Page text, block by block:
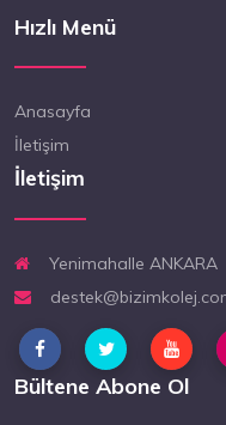
Hızlı Menü
Anasayfa
İletişim
İletişim
Yenimahalle ANKARA
Bültene Abone Ol